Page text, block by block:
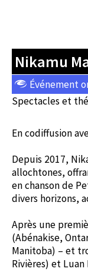
Nikamu
Événement
Spectacles et
En codiffusion
Depuis 2017,
allochtones,
en chanson de
divers horizons,
Après une
(Abénakise,
Manitoba) – et
Rivières) et